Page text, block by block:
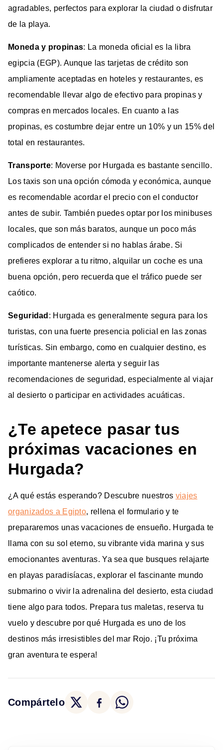
agradables, perfectos para explorar la ciudad o disfrutar
de la playa.
Moneda y propinas: La moneda oficial es la libra
egipcia (EGP). Aunque las tarjetas de crédito son
ampliamente aceptadas en hoteles y restaurantes, es
recomendable llevar algo de efectivo para propinas y
compras en mercados locales. En cuanto a las
propinas, es costumbre dejar entre un 10% y un 15% del
total en restaurantes.
Transporte: Moverse por Hurgada es bastante sencillo.
Los taxis son una opción cómoda y económica, aunque
es recomendable acordar el precio con el conductor
antes de subir. También puedes optar por los minibuses
locales, que son más baratos, aunque un poco más
complicados de entender si no hablas árabe. Si
prefieres explorar a tu ritmo, alquilar un coche es una
buena opción, pero recuerda que el tráfico puede ser
caótico.
Seguridad : Hurgada es generalmente segura para los
turistas, con una fuerte presencia policial en las zonas
turísticas. Sin embargo, como en cualquier destino, es
importante mantenerse alerta y seguir las
recomendaciones de seguridad, especialmente al viajar
al desierto o participar en actividades acuáticas.
¿Te apetece pasar tus
próximas vacaciones en
Hurgada?
¿A qué estás esperando? Descubre nuestros viajes
organizados a Egipto, rellena el formulario y te
prepararemos unas vacaciones de ensueño. Hurgada te
llama con su sol eterno, su vibrante vida marina y sus
emocionantes aventuras. Ya sea que busques relajarte
en playas paradisíacas, explorar el fascinante mundo
submarino o vivir la adrenalina del desierto, esta ciudad
tiene algo para todos. Prepara tus maletas, reserva tu
vuelo y descubre por qué Hurgada es uno de los
destinos más irresistibles del mar Rojo. ¡Tu próxima
gran aventura te espera!
Compártelo